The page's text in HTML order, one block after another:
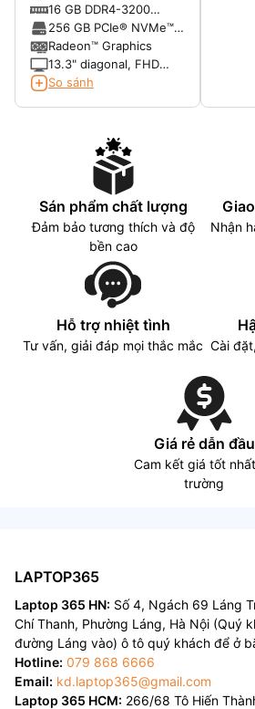
5600U with Radeon™
Graphics (2.3 GHz base
clock, up to 4.2 GHz
max boost clock, 16 MB
L3 cache, 6 cores)
16 GB DDR4-3200
SDRAM
256 GB PCIe® NVMe™
M.2 Value SSD TLC
Radeon™ Graphics
13.3" diagonal, FHD
(1920 x 1080), touch,
72% NTSC
So sánh
Sán phẩm chất lượng
Đảm bảo tương thích và độ
bền cao
Nhận
Hỗ trợ nhiệt tình
Tư vấn, giải đáp mọi thắc mắc Cài
Giá rẻ dẫn đầu
Cam kết giá tốt
trường
LAPTOP365
Laptop 365 HN: Số 4, Ngách 69 Láng
Chí Thanh, Phường Láng, Hà Nội (Quý
đường Láng vào) ô tô quý khách để ở
Hotline: 079 868 6666
Email: kd.laptop365@gmail.com
Laptop 365 HCM: 266/68 Tô Hiến